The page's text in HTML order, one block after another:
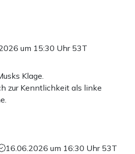
um 15:30 Uhr 53T
Klage.
zur Kenntlichkeit als linke
16.06.2026 um 16:30 Uhr 53T